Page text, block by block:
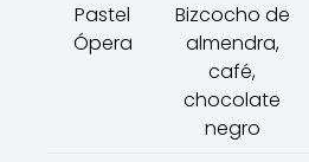
Pastel
Ópera
Bizcocho de
almendra,
café,
chocolate
negro